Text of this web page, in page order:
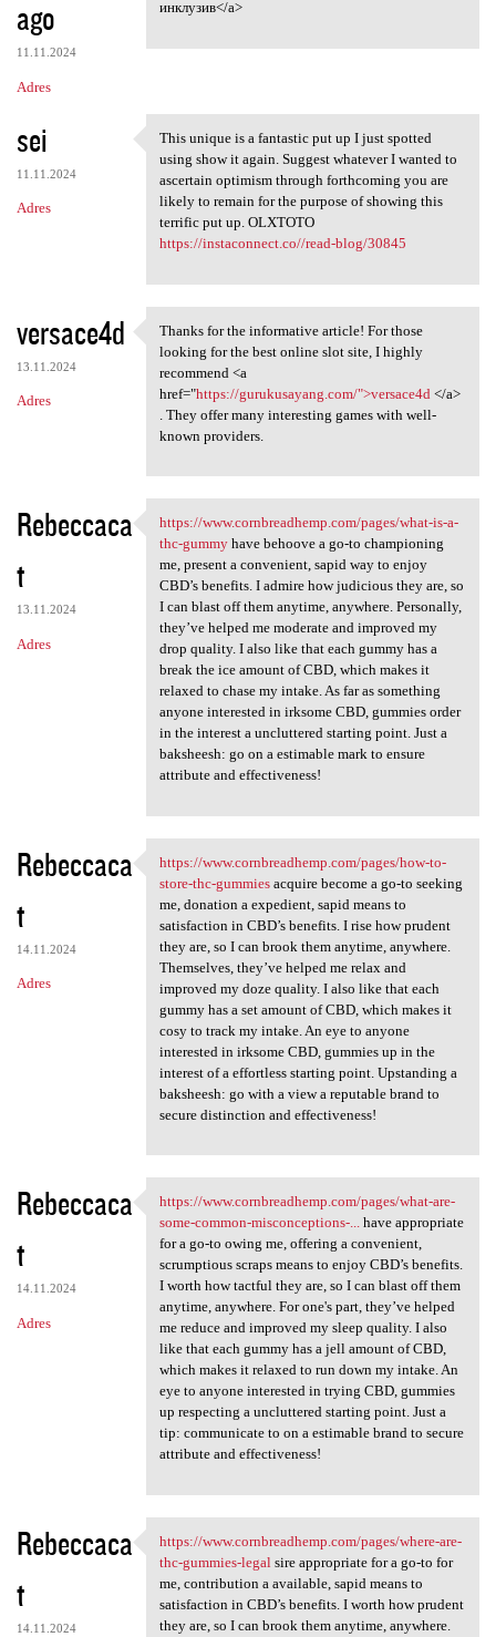
ago
11.11.2024
Adres
инклузив</a>
sei
11.11.2024
Adres
This unique is a fantastic
This unique is a fantastic put up I just spotted
using show it again. Suggest whatever I wanted to
ascertain optimism through forthcoming you are
likely to remain for the purpose of showing this
terrific put up. OLXTOTO
https://instaconnect.co//read-blog/30845
versace4d
13.11.2024
Adres
Thanks for the informative
Thanks for the informative article! For those
looking for the best online slot site, I highly
recommend <a
href="https://gurukusayang.com/">versace4d </a>
. They offer many interesting games with well-
known providers.
Rebeccaca
t
13.11.2024
Adres
https://www.cornbreadhemp.com
https://www.cornbreadhemp.com/pages/what-is-a-
thc-gummyhave behoove a go-to championing
me, present a convenient, sapid way to enjoy
CBD’s benefits. I admire how judicious they are, so
I can blast off them anytime, anywhere. Personally,
they’ve helped me moderate and improved my
drop quality. I also like that each gummy has a
break the ice amount of CBD, which makes it
relaxed to chase my intake. As far as something
anyone interested in irksome CBD, gummies order
in the interest a uncluttered starting point. Just a
baksheesh: go on a estimable mark to ensure
attribute and effectiveness!
Rebeccaca
t
14.11.2024
Adres
https://www.cornbreadhemp.com
https://www.cornbreadhemp.com/pages/how-to-
store-thc-gummiesacquire become a go-to seeking
me, donation a expedient, sapid means to
satisfaction in CBD’s benefits. I rise how prudent
they are, so I can brook them anytime, anywhere.
Themselves, they’ve helped me relax and
improved my doze quality. I also like that each
gummy has a set amount of CBD, which makes it
cosy to track my intake. An eye to anyone
interested in irksome CBD, gummies up in the
interest of a effortless starting point. Upstanding a
baksheesh: go with a view a reputable brand to
secure distinction and effectiveness!
Rebeccaca
t
14.11.2024
Adres
https://www.cornbreadhemp.com
https://www.cornbreadhemp.com/pages/what-are-
some-common-misconceptions-...have appropriate
for a go-to owing me, offering a convenient,
scrumptious scraps means to enjoy CBD’s benefits.
I worth how tactful they are, so I can blast off them
anytime, anywhere. For one's part, they’ve helped
me reduce and improved my sleep quality. I also
like that each gummy has a jell amount of CBD,
which makes it relaxed to run down my intake. An
eye to anyone interested in trying CBD, gummies
up respecting a uncluttered starting point. Just a
tip: communicate to on a estimable brand to secure
attribute and effectiveness!
Rebeccaca
t
14.11.2024
https://www.cornbreadhemp.com
https://www.cornbreadhemp.com/pages/where-are-
thc-gummies-legalsire appropriate for a go-to for
me, contribution a available, sapid means to
satisfaction in CBD’s benefits. I worth how prudent
they are, so I can brook them anytime, anywhere.